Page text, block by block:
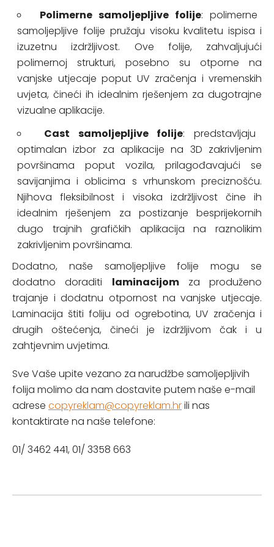
Polimerne samoljepljive folije: polimerne
samoljepljive folije pružaju visoku kvalitetu ispisa i
izuzetnu izdržljivost. Ove folije, zahvaljujući
polimernoj strukturi, posebno su otporne na
vanjske utjecaje poput UV zračenja i vremenskih
uvjeta, čineći ih idealnim rješenjem za dugotrajne
vizualne aplikacije.
Cast samoljepljive folije: predstavljaju
optimalan izbor za aplikacije na 3D zakrivljenim
površinama poput vozila, prilagođavajući se
savijanjima i oblicima s vrhunskom preciznošću.
Njihova fleksibilnost i visoka izdržljivost čine ih
idealnim rješenjem za postizanje besprijekornih
dugo trajnih grafičkih aplikacija na raznolikim
zakrivljenim površinama.
Dodatno, naše samoljepljive folije mogu se
dodatno doraditi laminacijomza produženo
trajanje i dodatnu otpornost na vanjske utjecaje.
Laminacija štiti foliju od ogrebotina, UV zračenja i
drugih oštećenja, čineći je izdržljivom čak i u
zahtjevnim uvjetima.
Sve Vaše upite vezano za narudžbe samoljepljivih
folija molimo da nam dostavite putem naše e-mail
adrese copyreklam@copyreklam.hrili nas
kontaktirate na naše telefone:
01/ 3462 441, 01/ 3358 663